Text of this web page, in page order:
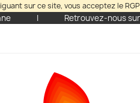
sur ce site, vous acceptez le
| Retrouvez-nous sur